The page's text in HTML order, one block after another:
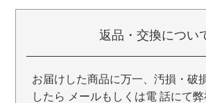
返品・交換につい
お届けした商品に万一、汚損・破
したら メールもしくは電 話にて